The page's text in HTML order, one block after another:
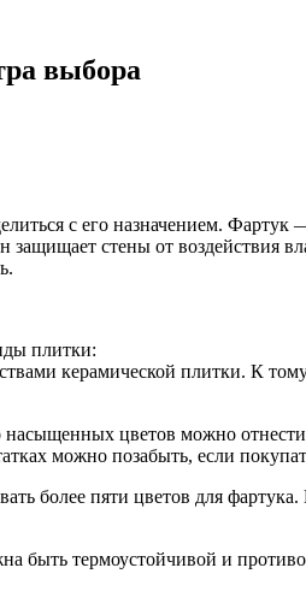
выбора
с его назначением.
стены от воздействия
плитки:
керамической плитки. К
цветов можно
можно позабыть, если
более пяти цветов для
быть термоустойчивой и